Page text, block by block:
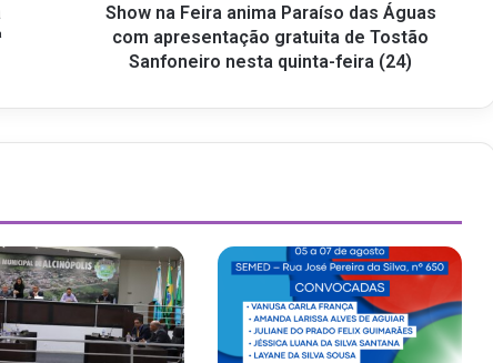
Show na Feira anima Paraíso das Águas
com apresentação gratuita de Tostão
Sanfoneiro nesta quinta-feira (24)